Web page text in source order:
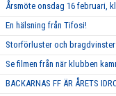
Årsmöte onsdag 16 februari,
En hälsning från Tifosi!
Storförluster och
Se filmen från när klubben
BACKARNAS FF ÄR ÅRETS